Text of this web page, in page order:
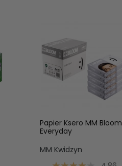
Papier Ksero MM Bloom
Everyday
MM Kwidzyn